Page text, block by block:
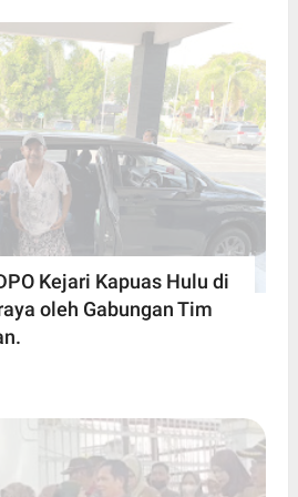
Kejari Kapuas Hulu di
oleh Gabungan Tim